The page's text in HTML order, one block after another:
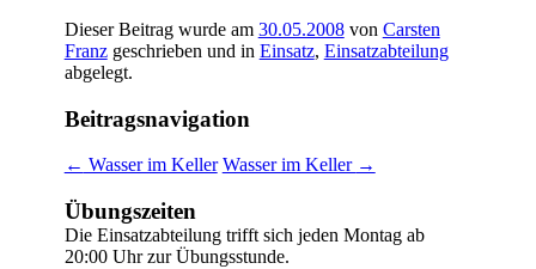
Dieser Beitrag wurde am 30.05.2008von Carsten
Franzgeschrieben und in Einsatz, Einsatzabteilung
abgelegt.
Beitragsnavigation
← Wasser im Keller Wasser im Keller →
Übungszeiten
Die Einsatzabteilung trifft sich jeden Montag ab
20:00 Uhr zur Übungsstunde.